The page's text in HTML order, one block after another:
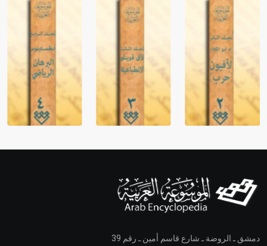
دمشق ـ الروضة ـ شارع قاسم أمين ـ رقم 39